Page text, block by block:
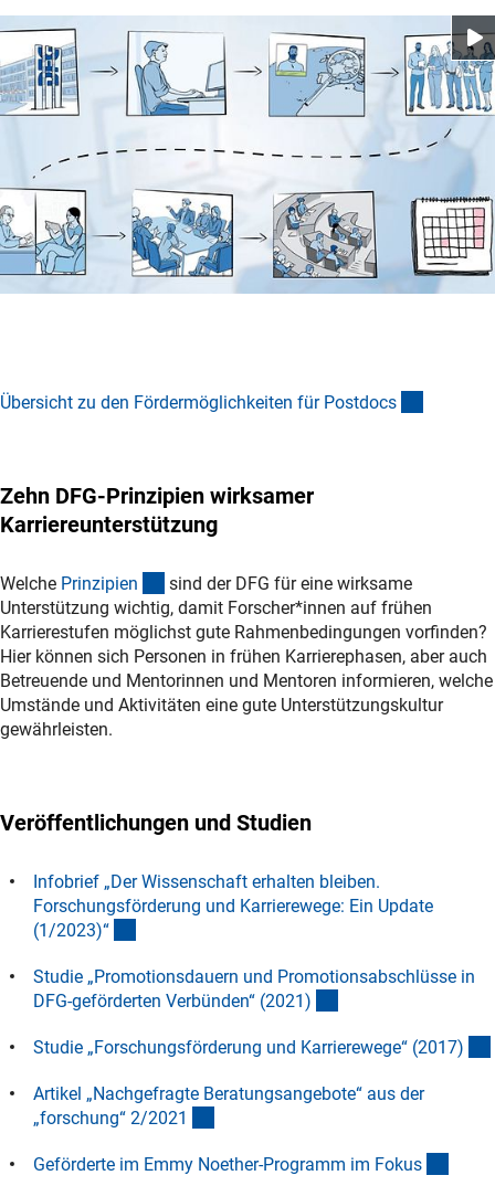
Übersicht zu den Fördermöglichkeiten für Postdocs
Zehn DFG-Prinzipien wirksamer
Karriereunterstützung
Welche Prinzipien (interner Link)
sind der DFG für eine wirksame
Unterstützung wichtig, damit Forscher*innen auf frühen
Karrierestufen möglichst gute Rahmenbedingungen vorfinden?
Hier können sich Personen in frühen Karrierephasen, aber auch
Betreuende und Mentorinnen und Mentoren informieren, welche
Umstände und Aktivitäten eine gute Unterstützungskultur
gewährleisten.
Veröffentlichungen und Studien
Infobrief „Der Wissenschaft erhalten bleiben.
Forschungsförderung und Karrierewege: Ein Update
(1/2023)“
Studie „Promotionsdauern und Promotionsabschlüsse in
DFG-geförderten Verbünden“ (2021 )
Studie „Forschungsförderung und Karrierewege“ (2017)
Artikel „Nachgefragte Beratungsangebote“ aus der
„forschung“ 2/2021
Geförderte im Emmy Noether-Programm im Fokus